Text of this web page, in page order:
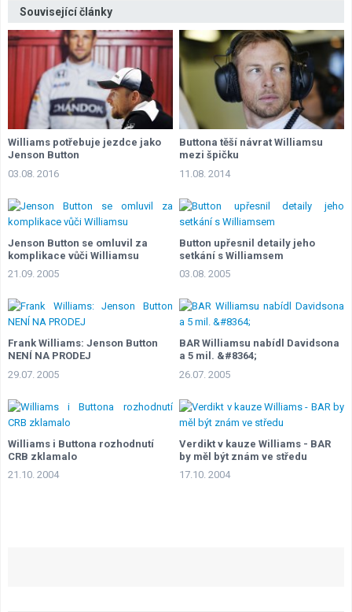
Související články
Williams potřebuje jezdce jako
Jenson Button
03.08. 2016
Buttona těší návrat Williamsu
mezi špičku
11.08. 2014
Jenson Button se omluvil za
komplikace vůči Williamsu
21.09. 2005
Button upřesnil detaily jeho
setkání s Williamsem
03.08. 2005
Frank Williams: Jenson Button
NENÍ NA PRODEJ
29.07. 2005
BAR Williamsu nabídl Davidsona
a 5 mil. &#8364;
26.07. 2005
Williams i Buttona rozhodnutí
CRB zklamalo
21.10. 2004
Verdikt v kauze Williams - BAR
by měl být znám ve středu
17.10. 2004